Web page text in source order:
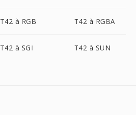
T42 à RGB T42 à RGBA
T42 à SGI T42 à SUN